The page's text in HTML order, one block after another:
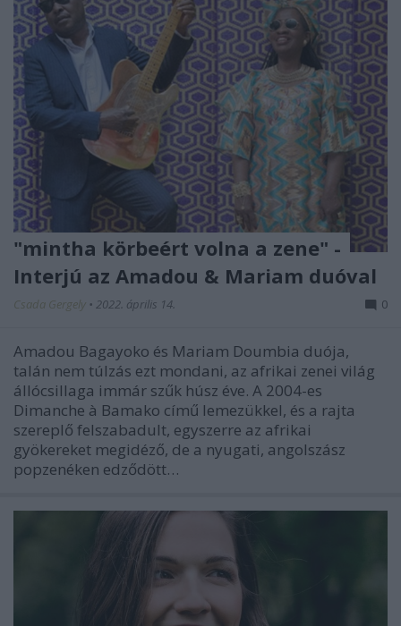
"mintha körbeért volna a zene" -
Interjú az Amadou & Mariam duóval
Csada Gergely • 2022. április 14. 0
Amadou Bagayoko és Mariam Doumbia duója,
talán nem túlzás ezt mondani, az afrikai zenei világ
állócsillaga immár szűk húsz éve. A 2004-es
Dimanche à Bamako című lemezükkel, és a rajta
szereplő felszabadult, egyszerre az afrikai
gyökereket megidéző, de a nyugati, angolszász
popzenéken edződött…